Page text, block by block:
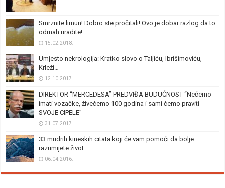
Smrznite limun! Dobro ste pročitali! Ovo je dobar razlog da to
odmah uradite!
15.02.2018.
Umjesto nekrologija: Kratko slovo o Taljiću, Ibrišimoviću,
Krleži…
12.10.2017.
DIREKTOR “MERCEDESA” PREDVIĐA BUDUĆNOST “Nećemo
imati vozačke, živećemo 100 godina i sami ćemo praviti
SVOJE CIPELE”
31.07.2017.
33 mudrih kineskih citata koji će vam pomoći da bolje
razumijete život
06.04.2016.